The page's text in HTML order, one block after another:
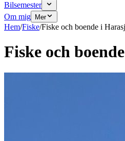
Bilsemester
Om mig
Mer
Hem/Fiske/Fiske och boende i
Fiske och